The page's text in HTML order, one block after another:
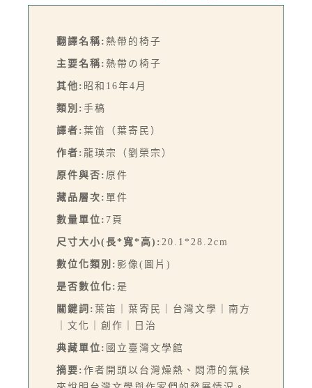
翻譯名稱: 熱帶的椅子
主要名稱: 熱帶の椅子
其他: 昭和16年4月
類別: 手稿
譯者: 葉笛（葉寄民）
作者: 龍瑛宗（劉榮宗）
原件與否: 原件
藏品層次: 單件
數量單位: 7頁
尺寸大小(長*寬*高): 20.1*28.2cm
數位化類別: 影像(圖片)
是否數位化: 是
關鍵詞: 葉笛｜葉寄民｜台灣文學｜南方
｜文化｜創作｜日治
典藏單位: 國立臺灣文學館
摘要: 作者開頭以台灣燥熱、悶滯的氣候